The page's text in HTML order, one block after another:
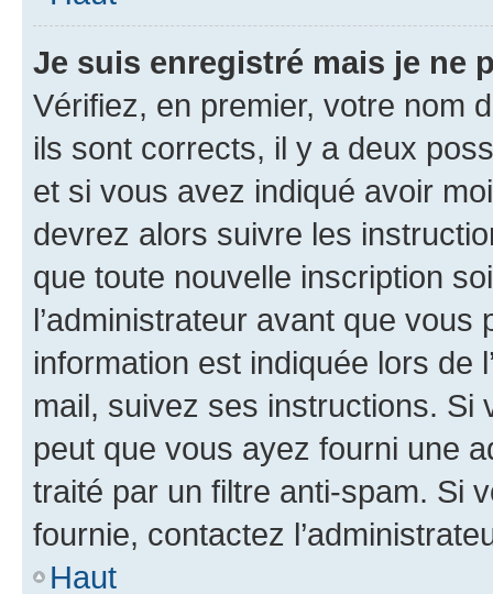
Je suis enregistré mais je ne
Vérifiez, en premier, votre nom
ils sont corrects, il y a deux
et si vous avez indiqué avoir
devrez alors suivre les
que toute nouvelle inscription
l’administrateur avant que
information est indiquée lors de
mail, suivez ses instructions. Si
peut que vous ayez fourni une
traité par un filtre anti-spam. Si
fournie, contactez
Haut